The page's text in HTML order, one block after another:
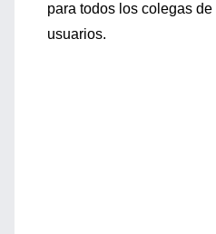
para todos los colegas
usuarios.